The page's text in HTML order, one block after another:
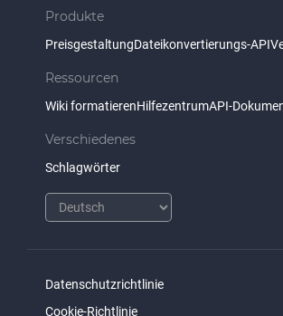
Produkte
PreisgestaltungDateikonvertierungs-API
Ressourcen
Wiki formatierenHilfezentrumAPI-
Verschiedenes
Schlagwörter
Datenschutzrichtlinie
Cookie-Richtlinie